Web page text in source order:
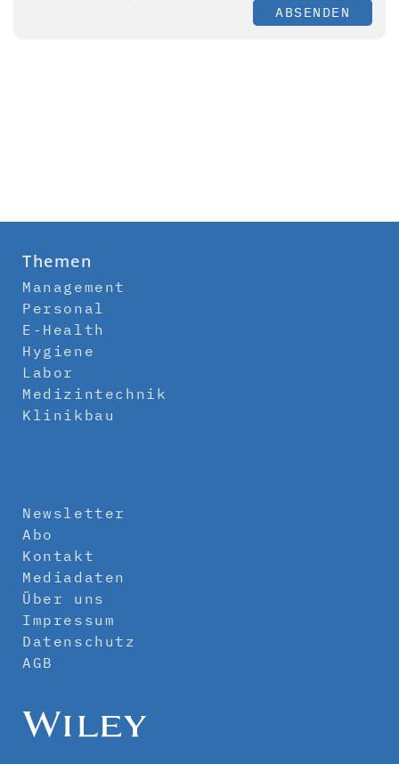
ABSENDEN
Themen
Management
Personal
E-Health
Hygiene
Labor
Medizintechnik
Klinikbau
Newsletter
Abo
Kontakt
Mediadaten
Über uns
Impressum
Datenschutz
AGB